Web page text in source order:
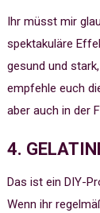
Ihr müsst mir
spektakuläre
gesund und
empfehle euch
aber auch in der
4.
Das ist ein DIY-
Wenn ihr